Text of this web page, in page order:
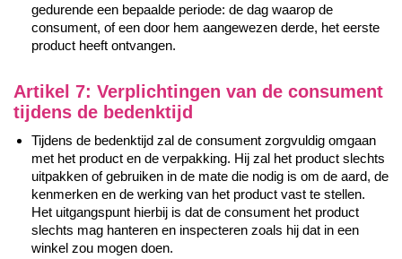
gedurende een bepaalde periode: de dag waarop de
consument, of een door hem aangewezen derde, het eerste
product heeft ontvangen.
Artikel 7: Verplichtingen van de consument
tijdens de bedenktijd
Tijdens de bedenktijd zal de consument zorgvuldig omgaan
met het product en de verpakking. Hij zal het product slechts
uitpakken of gebruiken in de mate die nodig is om de aard, de
kenmerken en de werking van het product vast te stellen.
Het uitgangspunt hierbij is dat de consument het product
slechts mag hanteren en inspecteren zoals hij dat in een
winkel zou mogen doen.